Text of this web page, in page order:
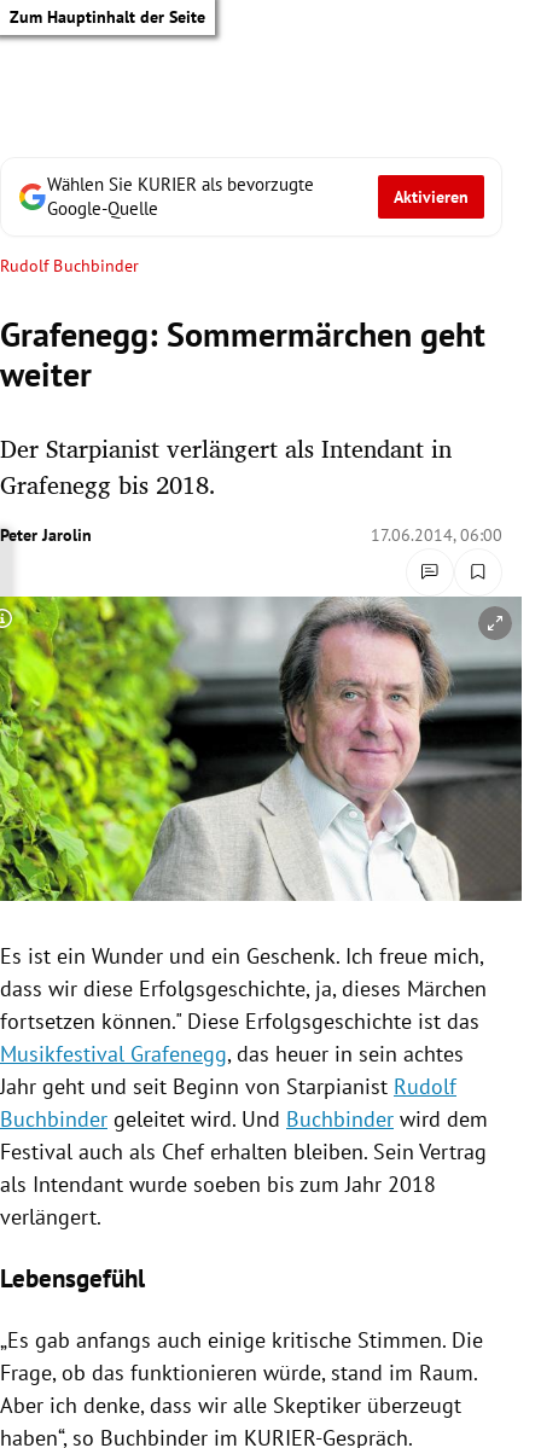
Zum Hauptinhalt der Seite
Untermenü
Untermenü
Untermenü
Untermenü
Untermenü
Untermenü
Untermenü
Wählen Sie KURIER als bevorzugte
Google-Quelle
Aktivieren
Rudolf Buchbinder
Grafenegg: Sommermärchen geht
weiter
Der Starpianist verlängert als Intendant in
Grafenegg bis 2018.
Peter Jarolin 17.06.2014, 06:00
Copyright-Hinweis öffnen/schließen
Es ist ein Wunder und ein Geschenk. Ich freue mich,
dass wir diese Erfolgsgeschichte, ja, dieses Märchen
fortsetzen können." Diese Erfolgsgeschichte ist das
Musikfestival Grafenegg, das heuer in sein achtes
Jahr geht und seit Beginn von Starpianist Rudolf
Buchbinder geleitet wird. Und Buchbinder wird dem
Festival auch als Chef erhalten bleiben. Sein Vertrag
als Intendant wurde soeben bis zum Jahr 2018
verlängert.
Lebensgefühl
„Es gab anfangs auch einige kritische Stimmen. Die
Frage, ob das funktionieren würde, stand im Raum.
Aber ich denke, dass wir alle Skeptiker überzeugt
haben“, so Buchbinder im KURIER-Gespräch.